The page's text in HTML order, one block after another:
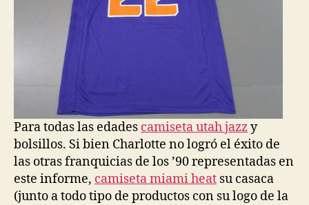
Para todas las edades camiseta utah jazzy
bolsillos. Si bien Charlotte no logró el éxito de
las otras franquicias de los ’90 representadas en
este informe, camiseta miami heat su casaca
(junto a todo tipo de productos con su logo de la